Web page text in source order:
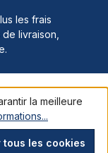
les frais
livraison,
la meilleure
tous les cookies